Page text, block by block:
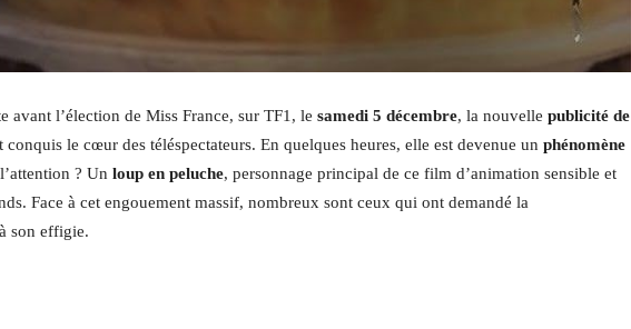
avant l’élection de Miss France, sur TF1, le samedi 5 décembre, la nouvelle publicité de
conquis le cœur des téléspectateurs. En quelques heures, elle est devenue un phénomène
? Un loup en peluche, personnage principal de ce film d’animation sensible et
Face à cet engouement massif, nombreux sont ceux qui ont demandé la
son effigie.